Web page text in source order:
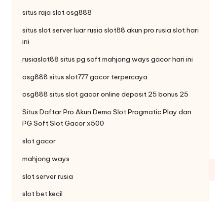
situs raja slotosg888
situs slot server luar rusia slot88 akun pro rusia slot hari
ini
rusiaslot88 situs pg softmahjong ways gacor hari ini
osg888 situs slot777gacor terpercaya
osg888 situs slot gacor online deposit 25 bonus 25
Situs Daftar Pro Akun Demo SlotPragmatic Play dan
PG Soft Slot Gacor x500
slot gacor
mahjong ways
slot server rusia
slot bet kecil